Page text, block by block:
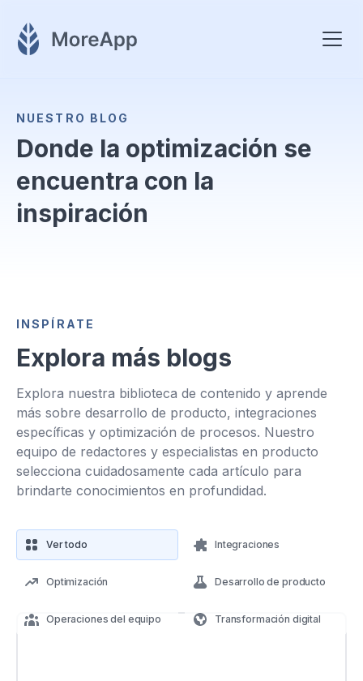
NUESTRO BLOG
Donde la optimización se
encuentra con la
inspiración
INSPÍRATE
Explora más blogs
Explora nuestra biblioteca de contenido y aprende
más sobre desarrollo de producto, integraciones
específicas y optimización de procesos. Nuestro
equipo de redactores y especialistas en producto
selecciona cuidadosamente cada artículo para
brindarte conocimientos en profundidad.
Ver todo Integraciones
Optimización Desarrollo de producto
Operaciones del equipo Transformación digital